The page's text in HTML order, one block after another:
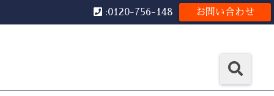
お問い合わせ
:0120-756-148